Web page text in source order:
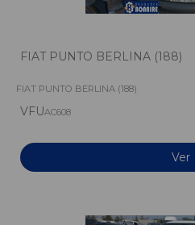
FIAT PUNTO BERLINA (188)
FIAT PUNTO BERLINA (188)
VFUAC608
Ver